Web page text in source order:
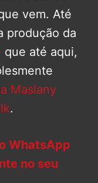
vem. Até
produção da
que até aqui,
Maslany
.
WhatsApp
no seu